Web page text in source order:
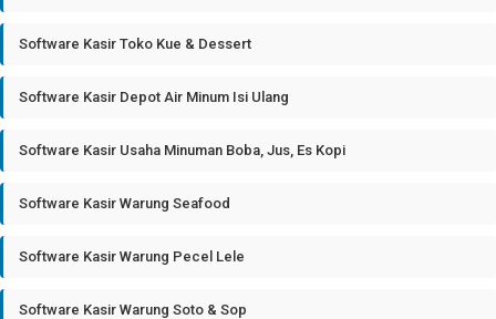
Software Kasir Toko Kue & Dessert
Software Kasir Depot Air Minum Isi Ulang
Software Kasir Usaha Minuman Boba, Jus, Es Kopi
Software Kasir Warung Seafood
Software Kasir Warung Pecel Lele
Software Kasir Warung Soto & Sop